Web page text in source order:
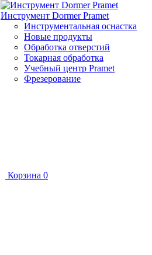
Инструмент Dormer Pramet
Инструментальная оснастка
Новые продукты
Обработка отверстий
Токарная обработка
Учебный центр Pramet
Фрезерование
Корзина 0